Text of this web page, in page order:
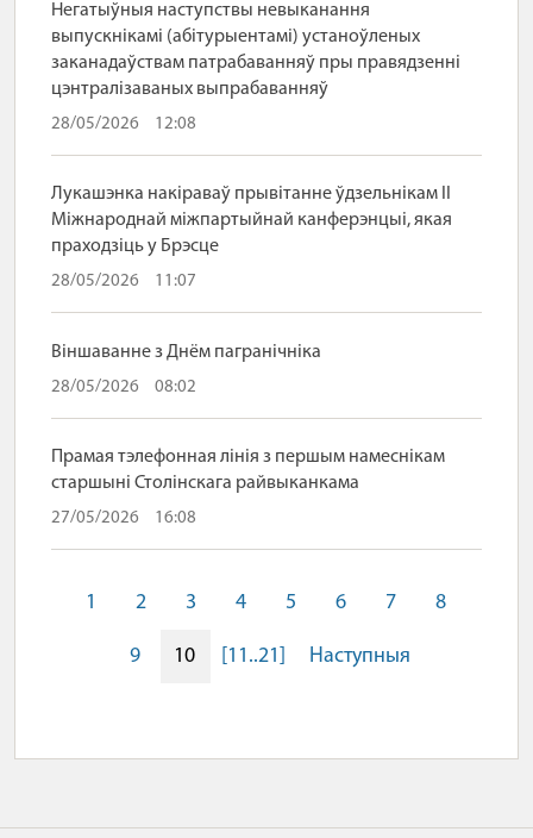
Негатыўныя наступствы невыканання
выпускнікамі (абітурыентамі) устаноўленых
заканадаўствам патрабаванняў пры правядзенні
цэнтралізаваных выпрабаванняў
28/05/2026 12:08
Лукашэнка накіраваў прывітанне ўдзельнікам II
Міжнароднай міжпартыйнай канферэнцыі, якая
праходзіць у Брэсце
28/05/2026 11:07
Віншаванне з Днём пагранічніка
28/05/2026 08:02
Прамая тэлефонная лінія з першым намеснікам
старшыні Столінскага райвыканкама
27/05/2026 16:08
1 2 3 4 5 6 7 8
9 10 [11..21] Наступныя